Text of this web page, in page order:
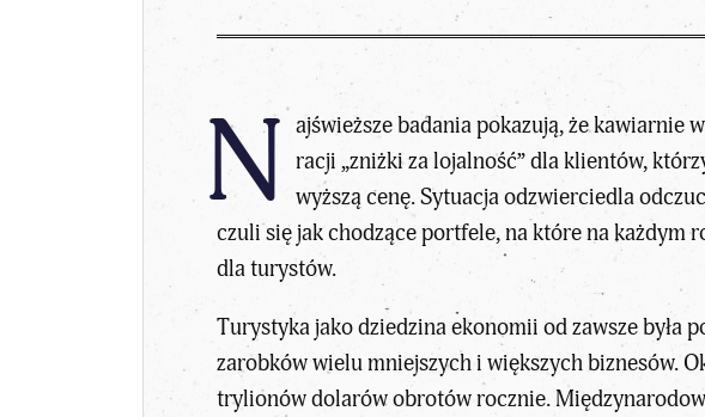
N ajświeższe badania pokazują, że
racji „zniżki za lojalność” dla klientów,
wyższą cenę. Sytuacja odzwierciedla
czuli się jak chodzące portfele, na które na każdym
dla turystów.
Turystyka jako dziedzina ekonomii od zawsze była
zarobków wielu mniejszych i większych biznesów.
trylionów dolarów obrotów rocznie.